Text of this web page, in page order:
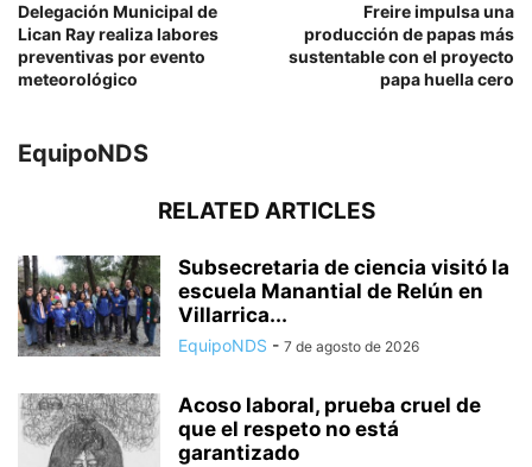
Delegación Municipal de
Lican Ray realiza labores
preventivas por evento
meteorológico
Freire impulsa una
producción de papas más
sustentable con el proyecto
papa huella cero
EquipoNDS
RELATED ARTICLES
Subsecretaria de ciencia visitó la
escuela Manantial de Relún en
Villarrica...
EquipoNDS - 7 de agosto de 2026
Acoso laboral, prueba cruel de
que el respeto no está
garantizado